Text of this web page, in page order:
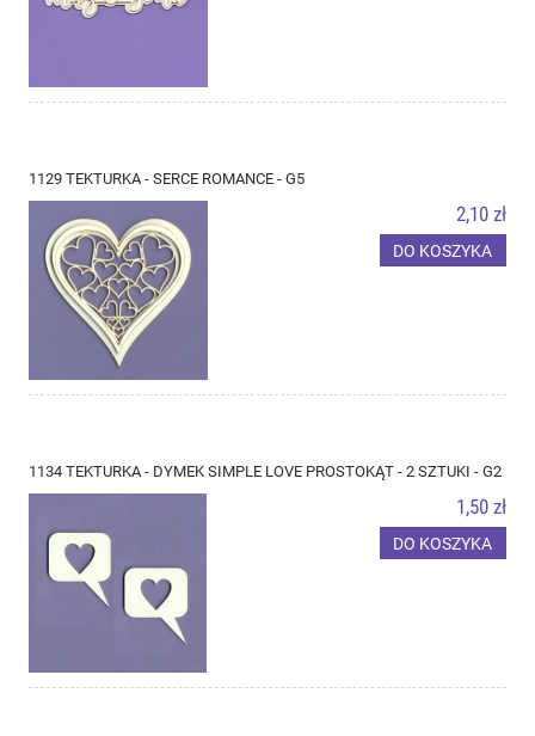
1129 TEKTURKA - SERCE ROMANCE - G5
2,10 zł
DO KOSZYKA
1134 TEKTURKA - DYMEK SIMPLE LOVE PROSTOKĄT - 2 SZTUKI - G2
1,50 zł
DO KOSZYKA